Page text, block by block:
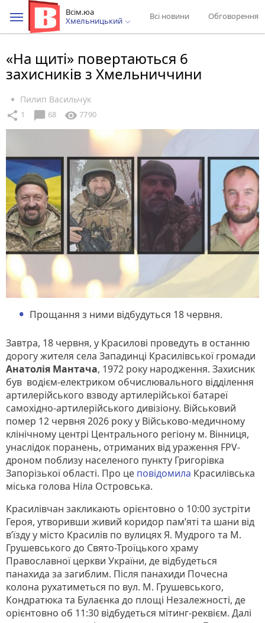
Всім.юа
Хмельницький
Всі новини Обговорення
«На щиті» повертаються 6
захисників з Хмельниччини
Пилип Васильчук
share 1 chat_bubble 68 visibility 7790
Прощання з ними відбудуться 18 червня.
Завтра, 18 червня, у Красилові проведуть в останню
дорогу жителя села Западинці Красилівської громади
Анатолія Мантача, 1972 року народження. Захисник
був водієм-електриком обчислювального відділення
артилерійського взводу артилерійської батареї
самохідно-артилерійського дивізіону. Військовий
помер 12 червня 2026 року у Військово-медичному
клінічному центрі Центрального регіону м. Вінниця,
унаслідок поранень, отриманих від ураження FPV-
дроном поблизу населеного пункту Григорівка
Запорізької області. Про це повідомила Красилівська
міська голова Ніла Островська.
Красилівчан закликають орієнтовно о 10:00 зустріти
Героя, утворивши живий коридор пам’яті та шани від
в’їзду у місто Красилів по вулицях Я. Мудрого та М.
Грушевського до Свято-Троїцького храму
Православної церкви України, де відбудеться
панахида за загиблим. Після панахиди Почесна
колона рухатиметься по вул. М. Грушевського,
Кондратюка та Булаєнка до площі Незалежності, де
орієнтовно об 11:30 відбудеться мітинг-реквієм. Далі